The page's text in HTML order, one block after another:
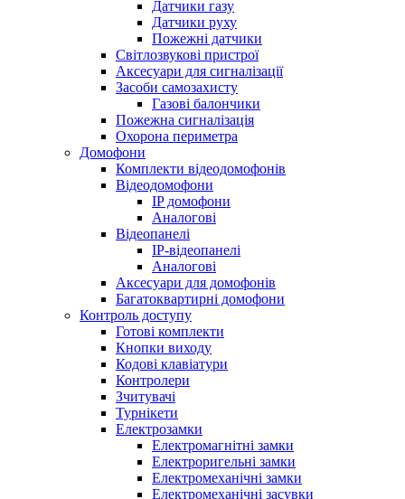
Датчики газу
Датчики руху
Пожежні датчики
Світлозвукові пристрої
Аксесуари для сигналізації
Засоби самозахисту
Газові балончики
Пожежна сигналізація
Охорона периметра
Домофони
Комплекти відеодомофонів
Відеодомофони
IP домофони
Аналогові
Відеопанелі
IP-відеопанелі
Аналогові
Аксесуари для домофонів
Багатоквартирні домофони
Контроль доступу
Готові комплекти
Кнопки виходу
Кодові клавіатури
Контролери
Зчитувачі
Турнікети
Електрозамки
Електромагнітні замки
Електроригельні замки
Електромеханічні замки
Електромеханічні засувки